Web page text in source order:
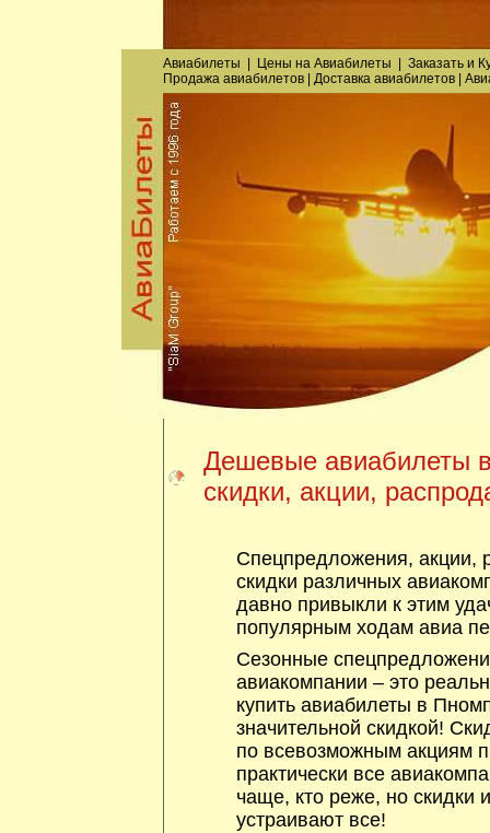
Авиабилеты Цены на Авиабилеты Заказатьи
Продажа авиабилетов| Доставка авиабилетов|
Дешевые авиабилеты
скидки, акции,
Спецпредложения, акции,
скидки различных
давно привыкли к этим
популярным ходам авиа
Сезонные
авиакомпании – это
купить авиабилеты в
значительной скидкой!
по всевозможным акциям
практически все
чаще, кто реже, но скидки
устраивают все!